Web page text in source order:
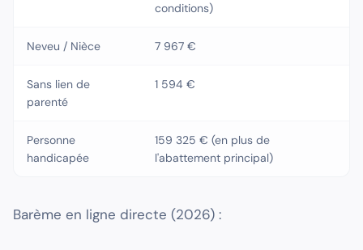
conditions)
Neveu / Nièce 7 967 €
Sans lien de
parenté
1 594 €
Personne
handicapée
159 325 € (en plus de
l'abattement principal)
Barème en ligne directe (2026) :